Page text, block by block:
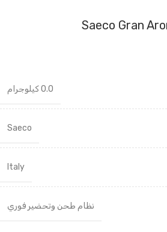
Saeco Gran
0.0 كيلوجرام
Saeco
Italy
نظام طحن وتحضير فوري